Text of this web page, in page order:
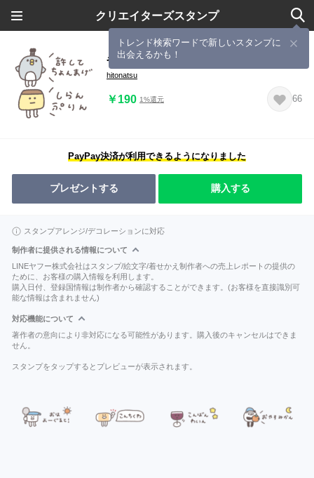
クリエイターズスタンプ
トレンド検索ワードで新しいスタンプに
出会えるかも！
省スペース◎ちびっこふれんず #13
hitonatsu
￥190 1%還元 66
PayPay決済が利用できるようになりました
プレゼントする 購入する
スタンプアレンジ/デコレーションに対応
制作者に提供される情報について
LINEヤフー株式会社はスタンプ/絵文字/着せかえ制作者への売上レポートの提供の
ために、お客様の購入情報を利用します。
購入日付、登録国情報は制作者から確認することができます。(お客様を直接識別可
能な情報は含まれません)
対応機能について
著作者の意向により非対応になる可能性があります。購入後のキャンセルはできま
せん。
スタンプをタップするとプレビューが表示されます。